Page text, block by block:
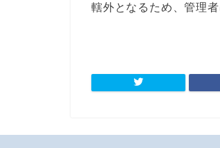
轄外となるため、管理